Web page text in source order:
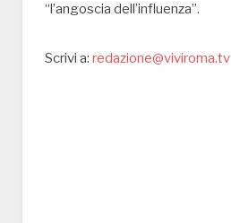
“l’angoscia dell’influenza”.
Scrivi a: redazione@viviroma.tv